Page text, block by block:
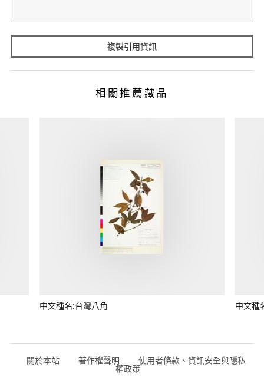
複製引用資訊
相關推薦藏品
中文種名:台灣八角 中文種
關於本站 著作權聲明 使用者條款、資訊安全與隱私
權政策